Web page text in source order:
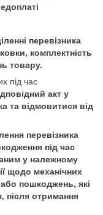
перевізника
комплектність
товару.
під час
акт у
та відмовитися від
перевізника
під час
у належному
щодо механічних
пошкоджень, які
після отримання